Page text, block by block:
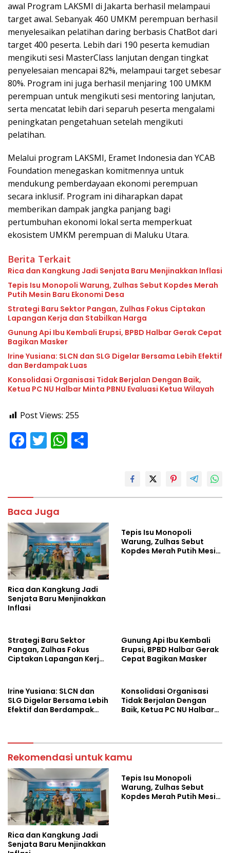
awal Program LAKSMI di Jakarta berhasil melampaui
target awal. Sebanyak 460 UMKM perempuan berhasil
menyelesaikan pelatihan daring berbasis ChatBot dari
target 400 peserta. Lebih dari 190 peserta kemudian
mengikuti sesi MasterClass lanjutan dengan tingkat
penyelesaian mencapai 82%, melampaui target sebesar
80%. Program ini juga berhasil menjaring 100 UMKM
perempuan untuk mengikuti sesi mentoring lanjutan,
serta mencatat lebih dari separuh peserta mengalami
peningkatan pengetahuan setelah mengikuti
pelatihan.
Melalui program LAKSMI, Eramet Indonesia dan YCAB
Foundation menegaskan komitmennya untuk
mendukung pemberdayaan ekonomi perempuan
secara inklusif. Program ini diharapkan dapat
memberikan dampak jangka panjang bagi
pertumbuhan ekonomi lokal serta memperkuat
ekosistem UMKM perempuan di Maluku Utara.
Berita Terkait
Rica dan Kangkung Jadi Senjata Baru Menjinakkan Inflasi
Tepis Isu Monopoli Warung, Zulhas Sebut Kopdes Merah
Putih Mesin Baru Ekonomi Desa
Strategi Baru Sektor Pangan, Zulhas Fokus Ciptakan
Lapangan Kerja dan Stabilkan Harga
Gunung Api Ibu Kembali Erupsi, BPBD Halbar Gerak Cepat
Bagikan Masker
Irine Yusiana: SLCN dan SLG Digelar Bersama Lebih Efektif
dan Berdampak Luas
Konsolidasi Organisasi Tidak Berjalan Dengan Baik,
Ketua PC NU Halbar Minta PBNU Evaluasi Ketua Wilayah
Post Views: 255
F
o
o
k
T W
p
p
Baca Juga
Rica dan Kangkung Jadi
Senjata Baru Menjinakkan
Inflasi
Tepis Isu Monopoli
Warung, Zulhas Sebut
Kopdes Merah Putih Mesin
Strategi Baru Sektor
Pangan, Zulhas Fokus
Ciptakan Lapangan Kerja
Gunung Api Ibu Kembali
Erupsi, BPBD Halbar Gerak
Cepat Bagikan Masker
Irine Yusiana: SLCN dan
SLG Digelar Bersama Lebih
Efektif dan Berdampak
Konsolidasi Organisasi
Tidak Berjalan Dengan
Baik, Ketua PC NU Halbar
Rekomendasi untuk kamu
Rica dan Kangkung Jadi
Senjata Baru Menjinakkan
Tepis Isu Monopoli
Warung, Zulhas Sebut
Kopdes Merah Putih Mesin